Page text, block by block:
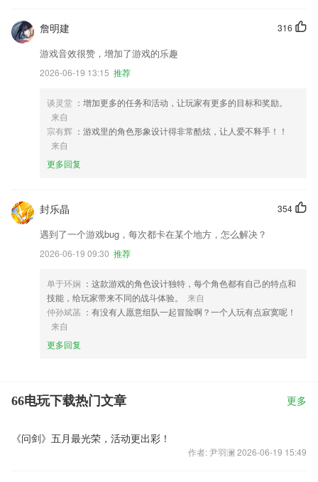
316
詹明建
游戏音效很赞，增加了游戏的乐趣
2026-06-19 13:15 推荐
谈灵堂 ：增加更多的任务和活动，让玩家有更多的目标和奖励。
来自
宗有辉 ：游戏里的角色形象设计得非常酷炫，让人爱不释手！！
来自
更多回复
354
封乐晶
遇到了一个游戏bug，每次都卡在某个地方，怎么解决？
2026-06-19 09:30 推荐
单于环娴 ：这款游戏的角色设计独特，每个角色都有自己的特点和
技能，给玩家带来不同的战斗体验。
来自
仲孙斌菡 ：有没有人愿意组队一起冒险啊？一个人玩有点寂寞呢！
来自
更多回复
66电玩下载热门文章 更多
《问剑》五月最光荣，活动更出彩！
作者: 尹羽澜 2026-06-19 15:49